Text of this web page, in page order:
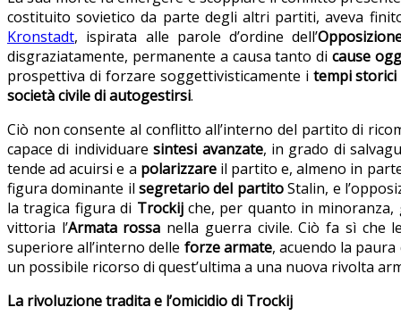
costituito sovietico da parte degli altri partiti, aveva
Kronstadt, ispirata alle parole d’ordine dell’
disgraziatamente, permanente a causa tanto dicause
prospettiva di forzare soggettivisticamente i tempi storici
società civile di autogestirsi.
Ciò non consente al conflitto all’interno del partito di
capace di individuaresintesi avanzate, in grado di
tende ad acuirsi e a polarizzareil partito e, almeno in
figura dominante ilsegretario del partitoStalin, e
la tragica figura di Trockijche, per quanto in minoranza,
vittoria l’Armata rossa nella guerra civile. Ciò fa sì che
superiore all’interno delle forze armate, acuendo la
un possibile ricorso di quest’ultima a una nuova rivolta
La rivoluzione tradita e l’omicidio di Trockij